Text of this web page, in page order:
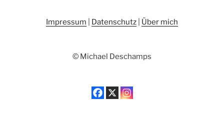
Impressum Datenschutz Über mich
© Michael Deschamps